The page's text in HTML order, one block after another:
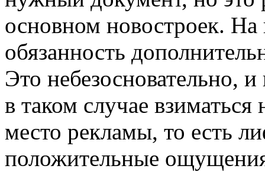
основном новостроек.
обязанность
Это небезосновательно,
в таком случае взиматься
место рекламы, то есть
положительные